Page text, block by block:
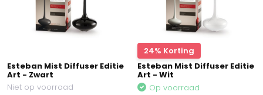
Esteban Mist Diffuser Editie
Art - Zwart
Niet op voorraad
24% Korting
Esteban Mist Diffuser Editie
Art - Wit
Op voorraad